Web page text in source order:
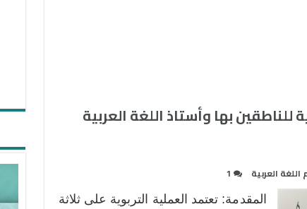
للناطقين بها وأستاذ اللغة العربية
اللغة العربية 1
المقدمة: تعتمد العملية التربوية على ثلاثة